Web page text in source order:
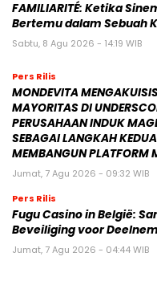
FAMILIARITÉ: Ketika
Bertemu dalam Sebuah
Sabtu, 8 Agu 2026 - 14:19 WIB
Pers Rilis
MONDEVITA
MAYORITAS DI
PERUSAHAAN INDUK
SEBAGAI LANGKAH
MEMBANGUN PLATFORM
Jumat, 7 Agu 2026 - 09:32 WIB
Pers Rilis
Fugu Casino in België:
Beveiliging voor
Jumat, 7 Agu 2026 - 04:44 WIB